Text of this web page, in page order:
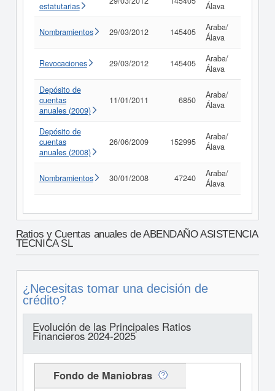
estatutarias
Álava
Nombramientos 29/03/2012 145405
Araba/
Álava
Revocaciones 29/03/2012 145405
Araba/
Álava
Depósito de
cuentas
anuales (2009)
11/01/2011 6850
Araba/
Álava
Depósito de
cuentas
anuales (2008)
26/06/2009 152995
Araba/
Álava
Nombramientos 30/01/2008 47240
Araba/
Álava
Ratios y Cuentas anuales de ABENDAÑO ASISTENCIA
TECNICA SL
¿Necesitas tomar una decisión de
crédito?
Evolución de las Principales Ratios
Financieros 2024-2025
Fondo de Maniobras